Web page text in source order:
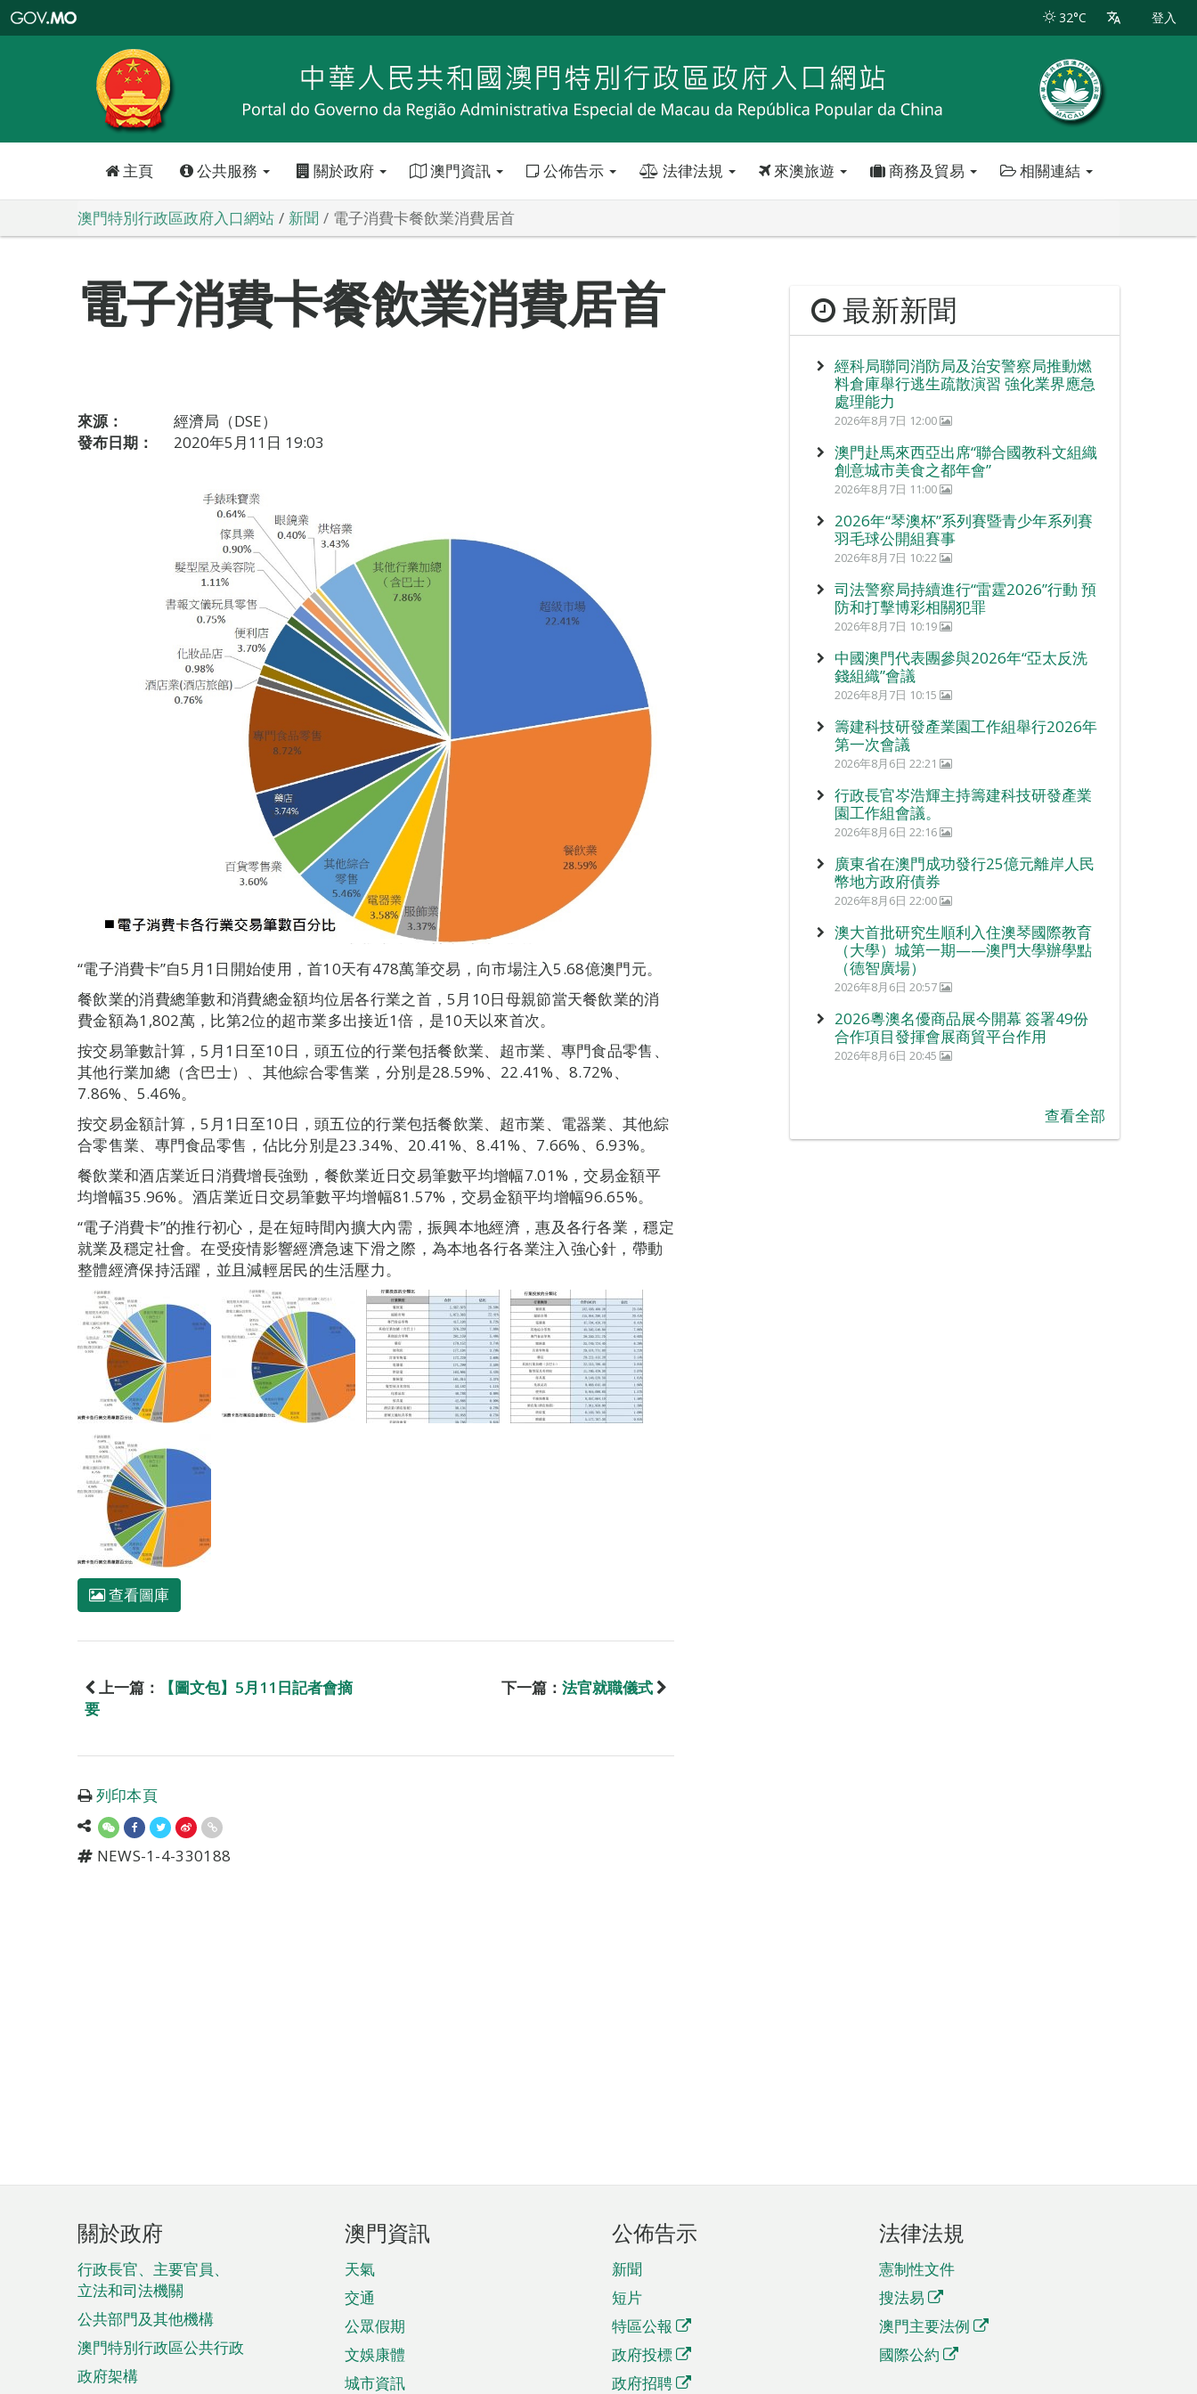
特
政
區
政
口
32°C 登入
主頁 公共服務 關於政府 澳門資訊 公佈告示 法律法規 來澳旅遊 商務及貿易 相關連結
澳門特別行政區政府入口網站 新聞 電子消費卡餐飲業消費居首
電子消費卡餐飲業消費居首
來源：
經濟局（DSE）
發布日期：
2020年5月11日 19:03
“電子消費卡”自5月1日開始使用，首10天有478萬筆交易，向市場注入5.68億澳門元。
餐飲業的消費總筆數和消費總金額均位居各行業之首，5月10日母親節當天餐飲業的消
費金額為1,802萬，比第2位的超市業多出接近1倍，是10天以來首次。
按交易筆數計算，5月1日至10日，頭五位的行業包括餐飲業、超市業、專門食品零售、
其他行業加總（含巴士）、其他綜合零售業，分別是28.59%、22.41%、8.72%、
7.86%、5.46%。
按交易金額計算，5月1日至10日，頭五位的行業包括餐飲業、超市業、電器業、其他綜
合零售業、專門食品零售，佔比分別是23.34%、20.41%、8.41%、7.66%、6.93%。
餐飲業和酒店業近日消費增長強勁，餐飲業近日交易筆數平均增幅7.01%，交易金額平
均增幅35.96%。酒店業近日交易筆數平均增幅81.57%，交易金額平均增幅96.65%。
“電子消費卡”的推行初心，是在短時間內擴大內需，振興本地經濟，惠及各行各業，穩定
就業及穩定社會。在受疫情影響經濟急速下滑之際，為本地各行各業注入強心針，帶動
整體經濟保持活躍，並且減輕居民的生活壓力。
查看圖庫
上一篇：
【圖文包】5月11日記者會摘
要
下一篇： 法官就職儀式
列印本頁
NEWS-1-4-330188
最新新聞
經科局聯同消防局及治安警察局推動燃
料倉庫舉行逃生疏散演習 強化業界應急
處理能力
2026年8月7日 12:00
澳門赴馬來西亞出席“聯合國教科文組織
創意城市美食之都年會”
2026年8月7日 11:00
2026年“琴澳杯”系列賽暨青少年系列賽
羽毛球公開組賽事
2026年8月7日 10:22
司法警察局持續進行“雷霆2026”行動 預
防和打擊博彩相關犯罪
2026年8月7日 10:19
中國澳門代表團參與2026年“亞太反洗
錢組織”會議
2026年8月7日 10:15
籌建科技研發產業園工作組舉行2026年
第一次會議
2026年8月6日 22:21
行政長官岑浩輝主持籌建科技研發產業
園工作組會議。
2026年8月6日 22:16
廣東省在澳門成功發行25億元離岸人民
幣地方政府債券
2026年8月6日 22:00
澳大首批研究生順利入住澳琴國際教育
（大學）城第一期——澳門大學辦學點
（德智廣場）
2026年8月6日 20:57
2026粵澳名優商品展今開幕 簽署49份
合作項目發揮會展商貿平台作用
2026年8月6日 20:45
查看全部
頁
腳
菜
單
關於政府
行政長官、主要官員、
立法和司法機關
公共部門及其他機構
澳門特別行政區公共行政
政府架構
澳門資訊
天氣
交通
公眾假期
文娛康體
城市資訊
公佈告示
新聞
短片
特區公報
政府投標
政府招聘
法律法規
憲制性文件
搜法易
澳門主要法例
國際公約